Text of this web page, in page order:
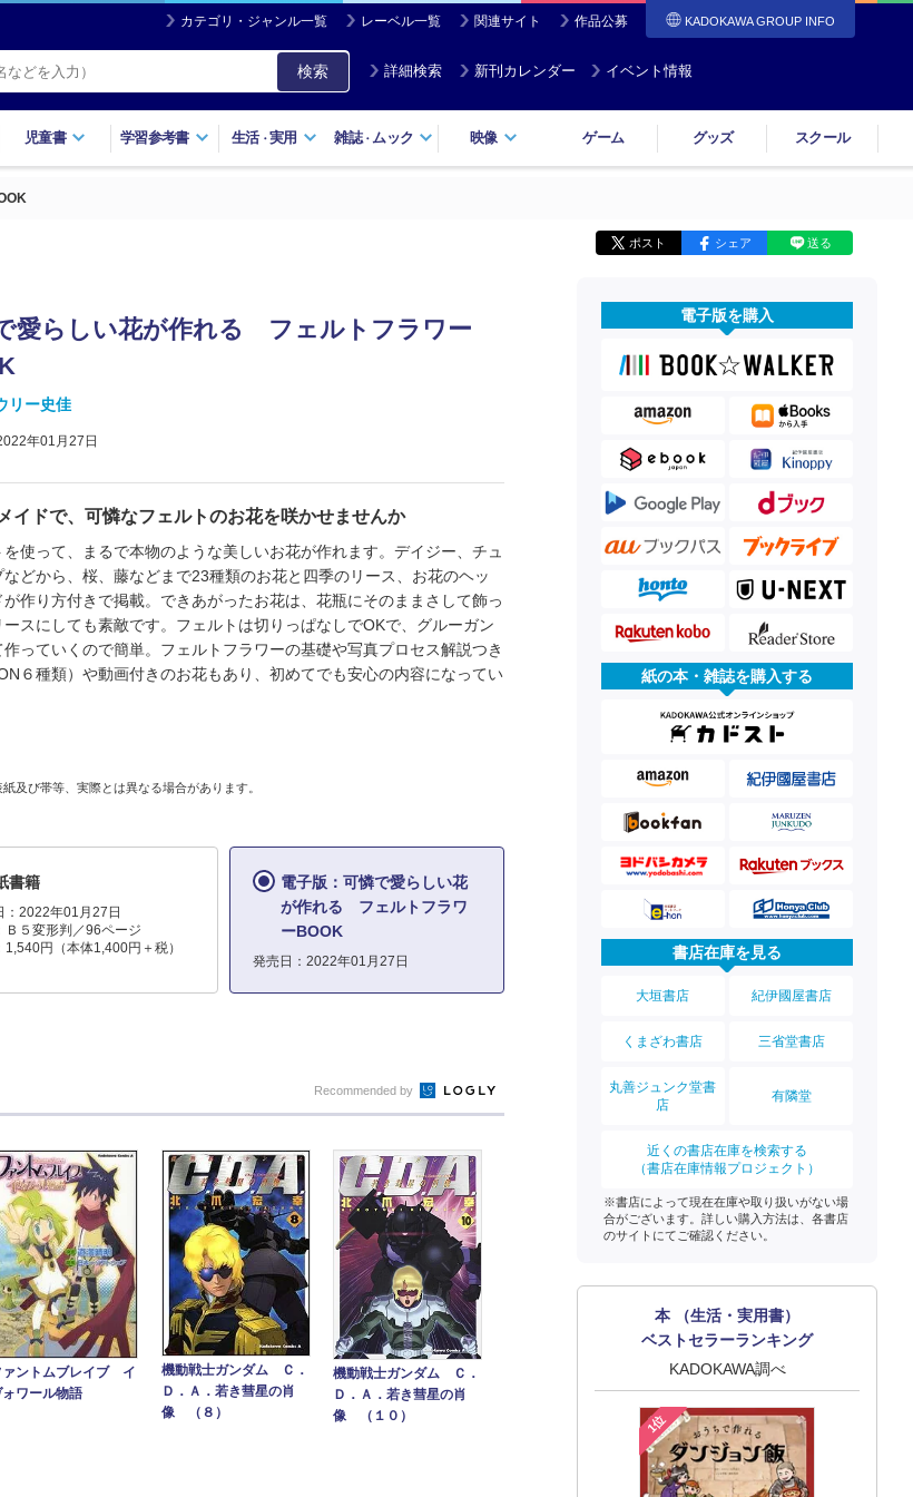
カテゴリ・ジャンル一覧 レーベル一覧 関連サイト 作品公募 KADOKAWA GROUP INFO
検索 詳細検索 新刊カレンダー イベント情報
児童書 学習参考書 生活・実用 雑誌・ ムック 映像 ゲーム グッズ スクール
ポスト シェア 送る
愛らしい花が作れる フェルトフラワー
リー史佳
年01月27日
イドで、可憐なフェルトのお花を咲かせませんか
を使って、まるで本物のような美しいお花が作れます。デイジー、チュ
などから、桜、藤などまで23種類のお花と四季のリース、お花のヘッ
が作り方付きで掲載。できあがったお花は、花瓶にそのままさして飾っ
ースにしても素敵です。フェルトは切りっぱなしでOKで、グルーガン
作っていくので簡単。フェルトフラワーの基礎や写真プロセス解説つき
６種類）や動画付きのお花もあり、初めてでも安心の内容になってい
及び帯等、実際とは異なる場合があります。
書籍
：2022年01月27日
Ｂ５変形判／96ページ
1,540円（本体1,400円＋税）
電子版：可憐で愛らしい花
が作れる フェルトフラワ
ーBOOK
発売日：2022年01月27日
電子版を購入
紙の本・雑誌を購入する
書店在庫を見る
大垣書店 紀伊國屋書店
くまざわ書店 三省堂書店
丸善ジュンク堂書
店
有隣堂
近くの書店在庫を検索する
（書店在庫情報プロジェクト）
※書店によって現在在庫や取り扱いがない場
合がございます。詳しい購入方法は、各書店
のサイトにてご確認ください。
本 （生活・実用書）
ベストセラーランキング
KADOKAWA調べ
1位
Recommended by
ァントムブレイブ イ
ォワール物語
機動戦士ガンダム Ｃ．
Ｄ．Ａ．若き彗星の肖
像 （８）
機動戦士ガンダム Ｃ．
Ｄ．Ａ．若き彗星の肖
像 （１０）